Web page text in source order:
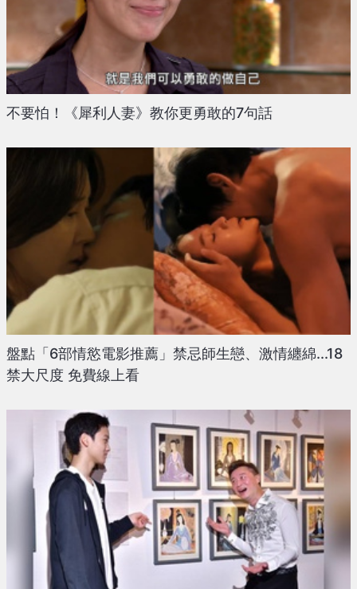
不要怕！《犀利人妻》教你更勇敢的7句話
盤點「6部情慾電影推薦」禁忌師生戀、激情纏綿...18
禁大尺度 免費線上看